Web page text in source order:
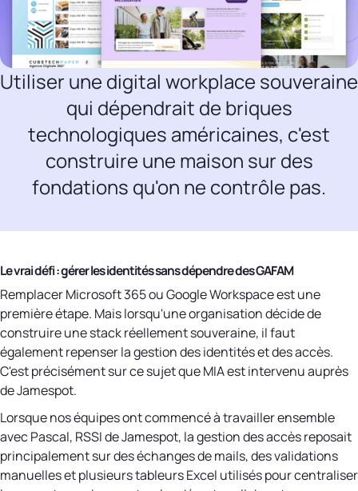
Utiliser une digital workplace souveraine
qui dépendrait de briques
technologiques américaines, c'est
construire une maison sur des
fondations qu'on ne contrôle pas.
Le vrai défi : gérer les identités sans dépendre des GAFAM
Remplacer Microsoft 365 ou Google Workspace est une
première étape. Mais lorsqu'une organisation décide de
construire une stack réellement souveraine, il faut
également repenser la gestion des identités et des accès.
C'est précisément sur ce sujet que MIA est intervenu auprès
de Jamespot.
Lorsque nos équipes ont commencé à travailler ensemble
avec Pascal, RSSI de Jamespot, la gestion des accès reposait
principalement sur des échanges de mails, des validations
manuelles et plusieurs tableurs Excel utilisés pour centraliser